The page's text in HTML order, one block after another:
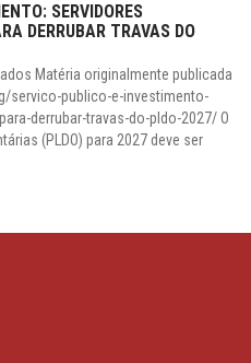
SERVIDORES
DERRUBAR TRAVAS DO
Matéria originalmente publicada
servico-publico-e-investimento-
derrubar-travas-do-pldo-2027/ O
(PLDO) para 2027 deve ser